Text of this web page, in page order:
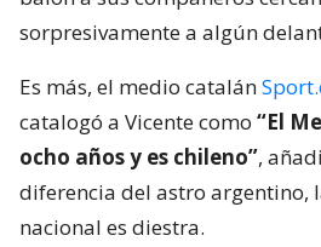
sorpresivamente a algún
Es más, el medio catalán
catalogó a Vicente como “El
ocho años y es chileno”,
diferencia del astro argentino,
nacional es diestra.